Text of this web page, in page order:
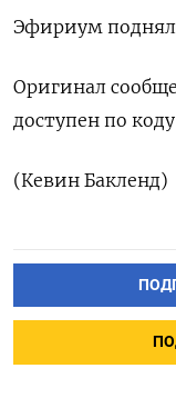
Эфириум
Оригинал
доступен по
(Кевин Бакленд)